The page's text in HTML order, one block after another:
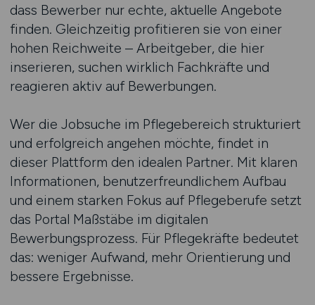
dass Bewerber nur echte, aktuelle Angebote
finden. Gleichzeitig profitieren sie von einer
hohen Reichweite – Arbeitgeber, die hier
inserieren, suchen wirklich Fachkräfte und
reagieren aktiv auf Bewerbungen.
Wer die Jobsuche im Pflegebereich strukturiert
und erfolgreich angehen möchte, findet in
dieser Plattform den idealen Partner. Mit klaren
Informationen, benutzerfreundlichem Aufbau
und einem starken Fokus auf Pflegeberufe setzt
das Portal Maßstäbe im digitalen
Bewerbungsprozess. Für Pflegekräfte bedeutet
das: weniger Aufwand, mehr Orientierung und
bessere Ergebnisse.